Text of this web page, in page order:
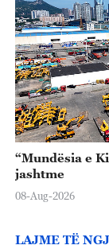
“Mundësia e
jashtme
08-Aug-2026
LAJME TË